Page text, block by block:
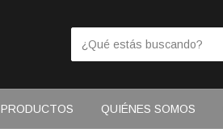
PRODUCTOS QUIÉNES SOMOS